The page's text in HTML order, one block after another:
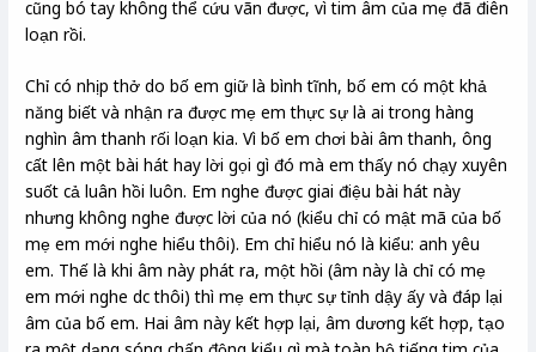
cũng bó tay không thể cứu vãn được, vì tim âm của mẹ đã điên
loạn rồi.
Chỉ có nhịp thở do bố em giữ là bình tĩnh, bố em có một khả
năng biết và nhận ra được mẹ em thực sự là ai trong hàng
nghìn âm thanh rối loạn kia. Vì bố em chơi bài âm thanh, ông
cất lên một bài hát hay lời gọi gì đó mà em thấy nó chạy xuyên
suốt cả luân hồi luôn. Em nghe được giai điệu bài hát này
nhưng không nghe được lời của nó (kiểu chỉ có mật mã của bố
mẹ em mới nghe hiểu thôi). Em chỉ hiểu nó là kiểu: anh yêu
em. Thế là khi âm này phát ra, một hồi (âm này là chỉ có mẹ
em mới nghe dc thôi) thì mẹ em thực sự tỉnh dậy ấy và đáp lại
âm của bố em. Hai âm này kết hợp lại, âm dương kết hợp, tạo